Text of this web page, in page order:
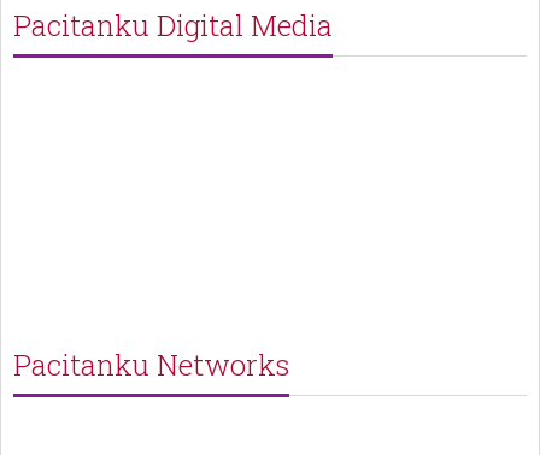
Pacitanku Digital Media
Pacitanku Networks